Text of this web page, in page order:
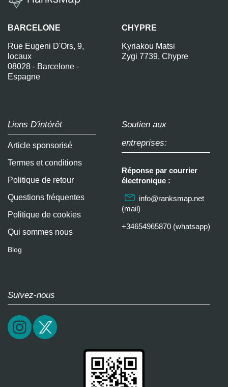
BARCELONE
Rue Eugeni D'Ors, 9,
locaux
08028 - Barcelone -
Espagne
CHYPRE
Kyriakou Matsi
Zygi 7739, Chypre
Liens D'intérêt
Article sponsorisé
Termes et conditions
Politique de retour
Questions fréquentes
Politique de cookies
Qui sommes nous
Blog
Soutien aux
entreprises:
Réponse par courrier
électronique :
info@ranksmap.net
(mail)
+34654965870 (whatsapp)
Suivez-nous